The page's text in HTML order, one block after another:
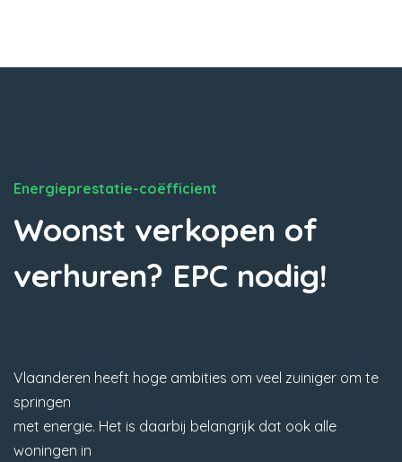
Energieprestatie-coëfficient
Woonst verkopen of
verhuren? EPC nodig!
Vlaanderen heeft hoge ambities om veel zuiniger om te
springen
met energie. Het is daarbij belangrijk dat ook alle
woningen in